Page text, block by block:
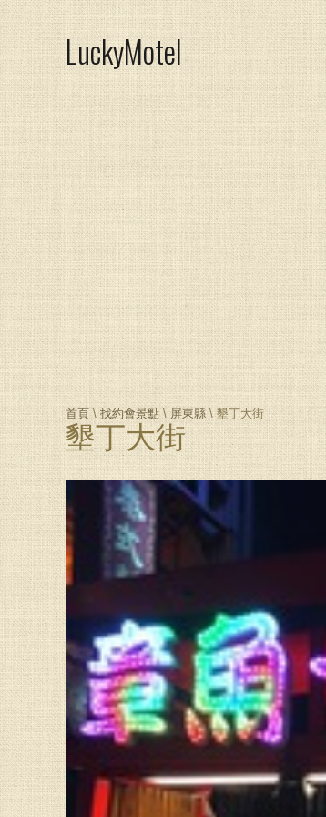
LuckyMotel
首頁\找約會景點\ 屏東縣\ 墾丁大街
墾丁大街